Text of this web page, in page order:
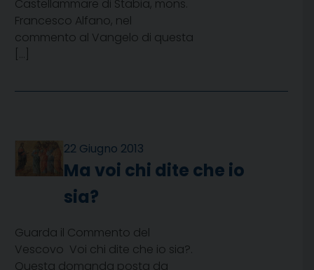
Castellammare di Stabia, mons.
Francesco Alfano, nel
commento al Vangelo di questa
[…]
22 Giugno 2013
Ma voi chi dite che io
sia?
Guarda il Commento del
Vescovo Voi chi dite che io sia?.
Questa domanda posta da